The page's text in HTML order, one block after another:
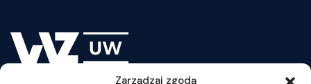
Zarządzaj zgodą
C204
Student Office for full-time Programs
22 55 34 008